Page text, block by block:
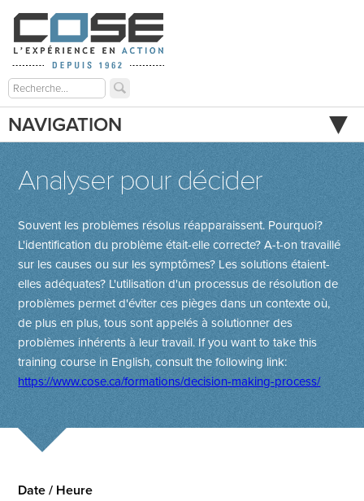
NAVIGATION
Analyser pour décider
Souvent les problèmes résolus réapparaissent. Pourquoi?
L'identification du problème était-elle correcte? A-t-on travaillé
sur les causes ou sur les symptômes? Les solutions étaient-
elles adéquates? L'utilisation d'un processus de résolution de
problèmes permet d'éviter ces pièges dans un contexte où,
de plus en plus, tous sont appelés à solutionner des
problèmes inhérents à leur travail.If you want to take this
training course in English, consult the following link:
https://www.cose.ca/formations/decision-making-process/
Date / Heure